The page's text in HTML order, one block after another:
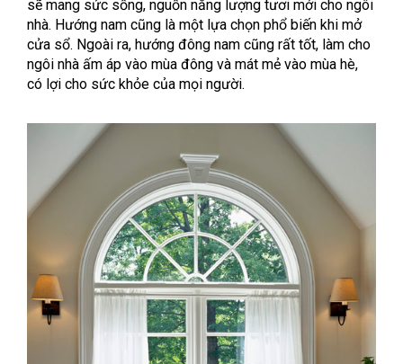
sẽ mang sức sống, nguồn năng lượng tươi mới cho ngôi
nhà. Hướng nam cũng là một lựa chọn phổ biến khi mở
cửa sổ. Ngoài ra, hướng đông nam cũng rất tốt, làm cho
ngôi nhà ấm áp vào mùa đông và mát mẻ vào mùa hè,
có lợi cho sức khỏe của mọi người.